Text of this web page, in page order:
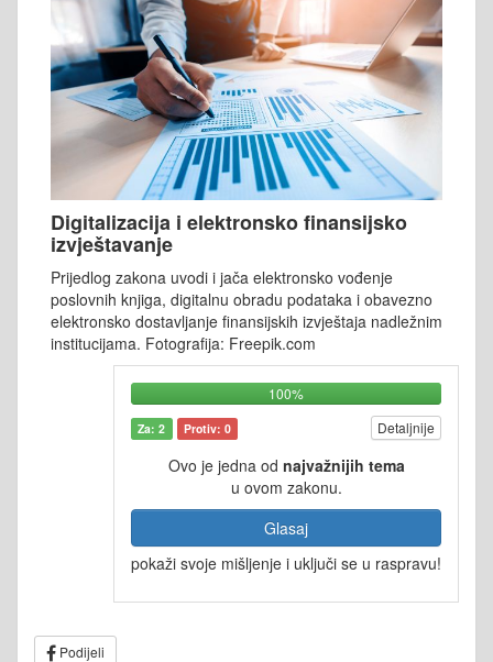
Digitalizacija i elektronsko finansijsko
izvještavanje
Prijedlog zakona uvodi i jača elektronsko vođenje
poslovnih knjiga, digitalnu obradu podataka i obavezno
elektronsko dostavljanje finansijskih izvještaja nadležnim
institucijama. Fotografija: Freepik.com
100%
Za: 2 Protiv: 0 Detaljnije
Ovo je jedna od najvažnijih tema
u ovom zakonu.
Glasaj
pokaži svoje mišljenje i uključi se u raspravu!
Podijeli